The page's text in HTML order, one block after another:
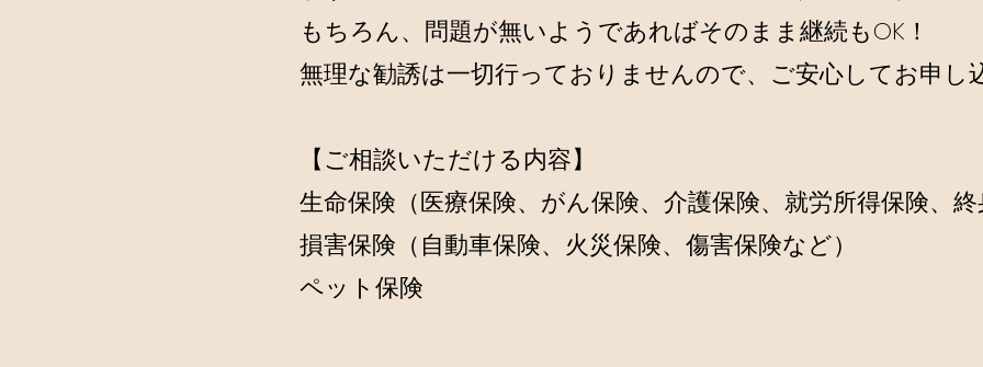
もちろん、問題が無いようであればそのまま継続もOK！
無理な勧誘は一切行っておりませんので、ご安心してお申し
【ご相談いただける内容】
生命保険（医療保険、がん保険、介護保険、就労所得保険、終
損害保険（自動車保険、火災保険、傷害保険など）
ペット保険